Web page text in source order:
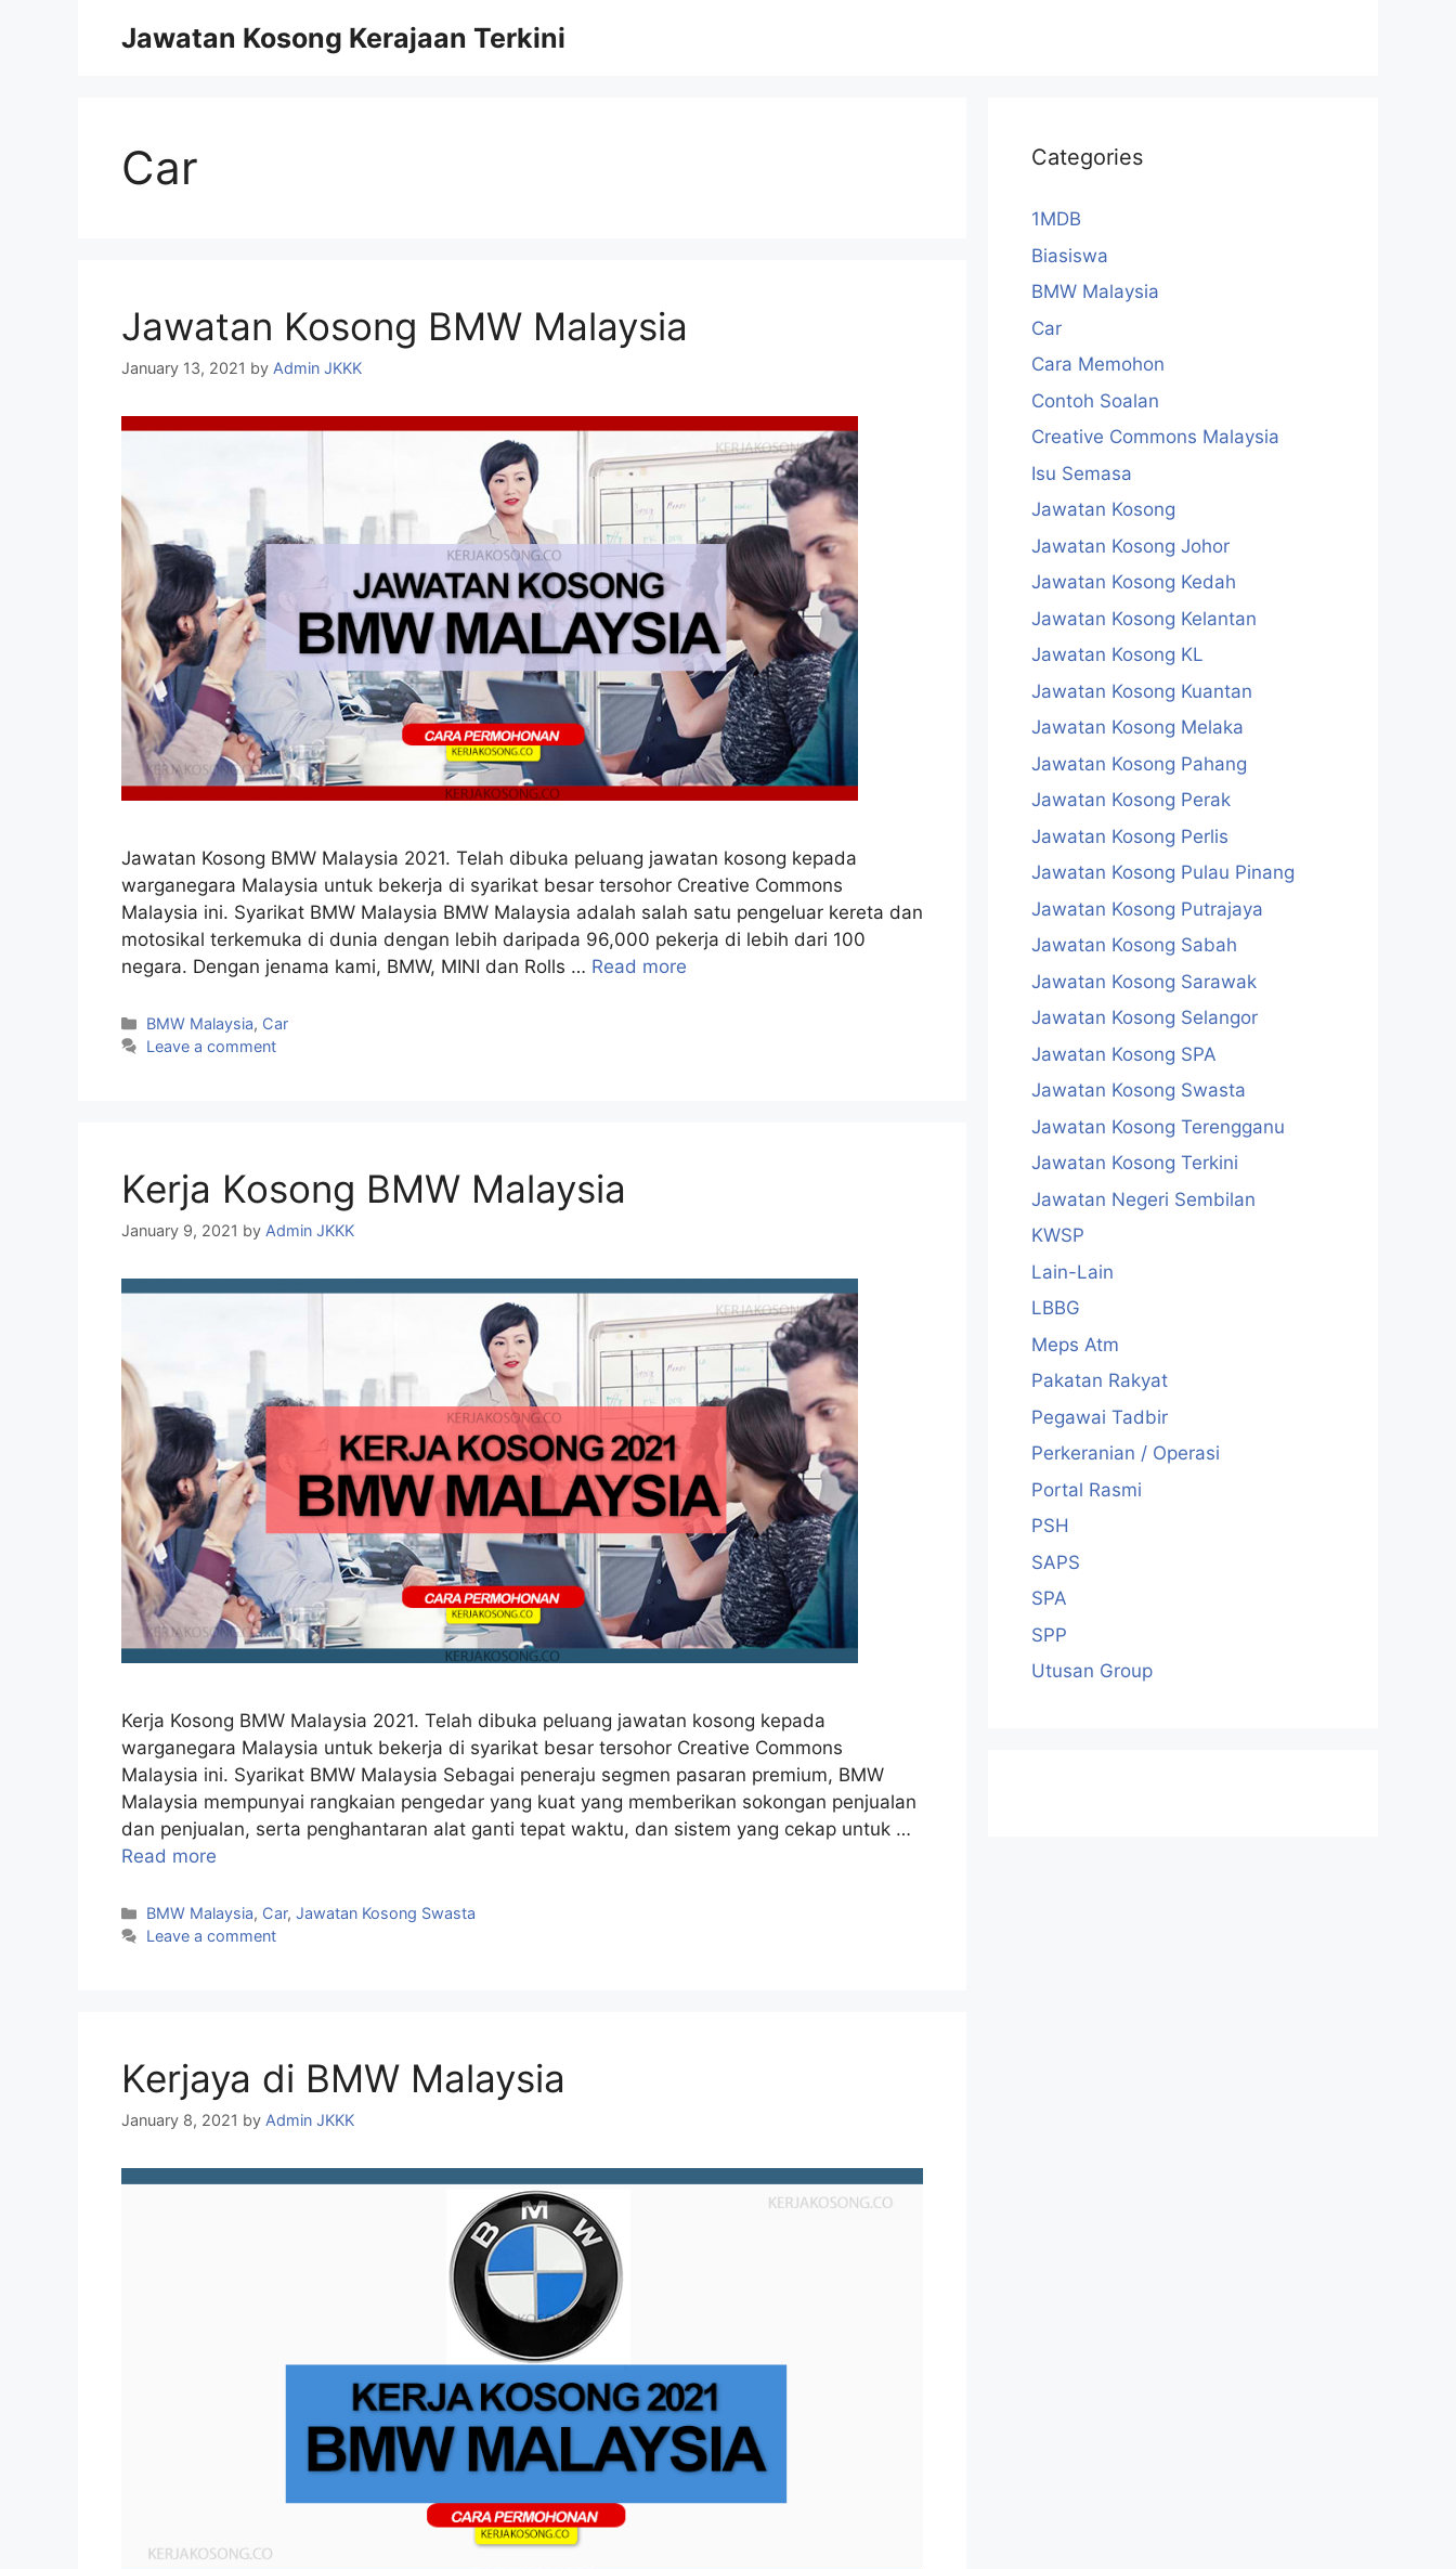
Jawatan Kosong Kerajaan Terkini
Car
Jawatan Kosong BMW Malaysia
January 13, 2021 by Admin JKKK
Jawatan Kosong BMW Malaysia 2021. Telah dibuka peluang jawatan kosong kepada
warganegara Malaysia untuk bekerja di syarikat besar tersohor Creative Commons
Malaysia ini. Syarikat BMW Malaysia BMW Malaysia adalah salah satu pengeluar kereta dan
motosikal terkemuka di dunia dengan lebih daripada 96,000 pekerja di lebih dari 100
negara. Dengan jenama kami, BMW, MINI dan Rolls … Read more
Categories
BMW Malaysia, Car
Leave a comment
Kerja Kosong BMW Malaysia
January 9, 2021 by Admin JKKK
Kerja Kosong BMW Malaysia 2021. Telah dibuka peluang jawatan kosong kepada
warganegara Malaysia untuk bekerja di syarikat besar tersohor Creative Commons
Malaysia ini. Syarikat BMW Malaysia Sebagai peneraju segmen pasaran premium, BMW
Malaysia mempunyai rangkaian pengedar yang kuat yang memberikan sokongan penjualan
dan penjualan, serta penghantaran alat ganti tepat waktu, dan sistem yang cekap untuk …
Read more
Categories
BMW Malaysia, Car,Jawatan Kosong Swasta
Leave a comment
Kerjaya di BMW Malaysia
January 8, 2021 by Admin JKKK
Categories
1MDB
Biasiswa
BMW Malaysia
Car
Cara Memohon
Contoh Soalan
Creative Commons Malaysia
Isu Semasa
Jawatan Kosong
Jawatan Kosong Johor
Jawatan Kosong Kedah
Jawatan Kosong Kelantan
Jawatan Kosong KL
Jawatan Kosong Kuantan
Jawatan Kosong Melaka
Jawatan Kosong Pahang
Jawatan Kosong Perak
Jawatan Kosong Perlis
Jawatan Kosong Pulau Pinang
Jawatan Kosong Putrajaya
Jawatan Kosong Sabah
Jawatan Kosong Sarawak
Jawatan Kosong Selangor
Jawatan Kosong SPA
Jawatan Kosong Swasta
Jawatan Kosong Terengganu
Jawatan Kosong Terkini
Jawatan Negeri Sembilan
KWSP
Lain-Lain
LBBG
Meps Atm
Pakatan Rakyat
Pegawai Tadbir
Perkeranian / Operasi
Portal Rasmi
PSH
SAPS
SPA
SPP
Utusan Group